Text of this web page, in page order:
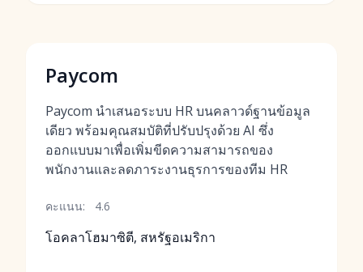
Paycom
Paycom นำเสนอระบบ HR บนคลาวด์ฐานข้อมูล
เดียว พร้อมคุณสมบัติที่ปรับปรุงด้วย AI ซึ่ง
ออกแบบมาเพื่อเพิ่มขีดความสามารถของ
พนักงานและลดภาระงานธุรการของทีม HR
คะแนน: 4.6
โอคลาโฮมาซิตี, สหรัฐอเมริกา